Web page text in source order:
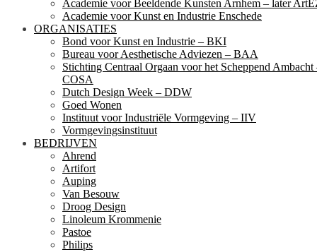
Academie voor Beeldende Kunsten Arnhem – later
Academie voor Kunst en Industrie Enschede
ORGANISATIES
Bond voor Kunst en Industrie – BKI
Bureau voor Aesthetische Adviezen – BAA
Stichting Centraal Orgaan voor het Scheppend Ambacht
COSA
Dutch Design Week – DDW
Goed Wonen
Instituut voor Industriële Vormgeving – IIV
Vormgevingsinstituut
BEDRIJVEN
Ahrend
Artifort
Auping
Van Besouw
Droog Design
Linoleum Krommenie
Pastoe
Philips